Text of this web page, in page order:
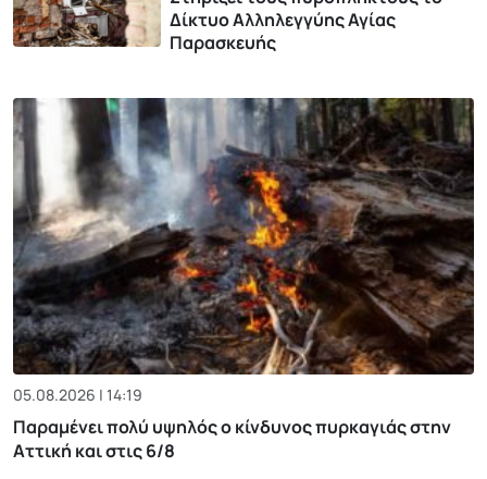
Δίκτυο Αλληλεγγύης Αγίας
Παρασκευής
05.08.2026 | 14:19
Παραμένει πολύ υψηλός ο κίνδυνος πυρκαγιάς στην
Αττική και στις 6/8